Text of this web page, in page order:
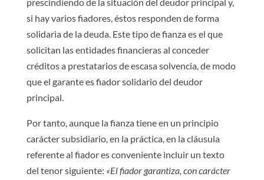
si hay varios fiadores, éstos responden de forma
solidaria de la deuda. Este tipo de fianza es el que
solicitan las entidades financieras al conceder
créditos a prestatarios de escasa solvencia, de modo
que el garante es fiador solidario del deudor
principal.
Por tanto, aunque la fianza tiene en un principio
carácter subsidiario, en la práctica, en la cláusula
referente al fiador es conveniente incluir un texto
del tenor siguiente: «El fiador garantiza, con carácter